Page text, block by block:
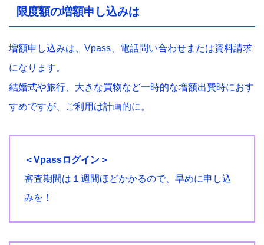
限度額の増額申し込みは
増額申し込みは、Vpass、電話問い合わせまたは資料請求
になります。
結婚式や旅行、大きな買物など一時的な増額出費時におす
すめですが、ご利用は計画的に。
＜Vpassログイン＞
審査期間は１週間ほどかかるので、早めに申し込
みを！